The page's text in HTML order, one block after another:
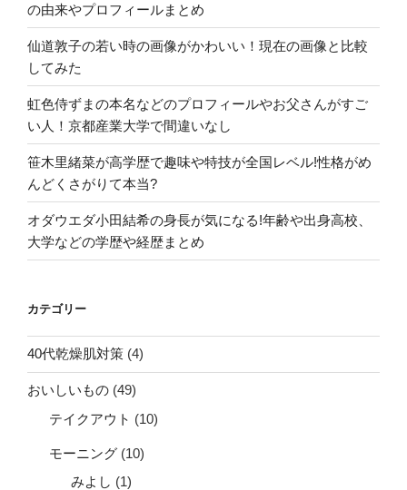
の由来やプロフィールまとめ
仙道敦子の若い時の画像がかわいい！現在の画像と比較
してみた
虹色侍ずまの本名などのプロフィールやお父さんがすご
い人！京都産業大学で間違いなし
笹木里緒菜が高学歴で趣味や特技が全国レベル!性格がめ
んどくさがりて本当?
オダウエダ小田結希の身長が気になる!年齢や出身高校、
大学などの学歴や経歴まとめ
カテゴリー
40代乾燥肌対策 (4)
おいしいもの (49)
テイクアウト (10)
モーニング (10)
みよし (1)